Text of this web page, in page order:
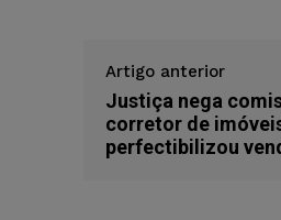
Artigo anterior
Justiça nega
corretor de
perfectibilizou